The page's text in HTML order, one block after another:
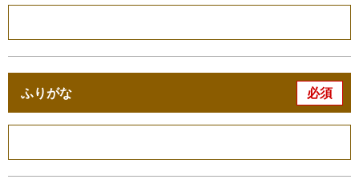
ふりがな 必須